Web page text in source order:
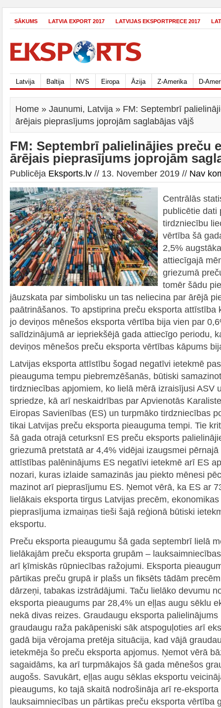
SĀKUMS LATVIA EXPORT 2017 LATVIJAS EKSPORTPRECE 2017
Latvija Baltija NVS Eiropa Āzija Z-Amerika D-
Home » Jaunumi, Latvija » FM: Septembrī
ārējais pieprasījums joprojām saglabājas vājš
FM: Septembrī palielinājies preču
ārējais pieprasījums joprojām
Publicēja Eksports.lv // 13. November 2019 // Nav
Centrālās
publicētie dati
tirdzniecību
vērtība šā
2,5%
attiecīgajā
griezumā
tomēr šādu
jāuzskata par simbolisku un tas neliecina par ārējā
paātrināšanos. To apstiprina preču eksporta attīstība
jo deviņos mēnešos eksporta vērtība bija vien par
salīdzinājumā ar iepriekšējā gada attiecīgo periodu,
deviņos mēnešos preču eksporta vērtības kāpums
Latvijas eksporta attīstību šogad negatīvi ietekmē
pieauguma tempu piebremzēšanās, būtiski
tirdzniecības apjomiem, ko lielā mērā izraisījusi ASV
spriedze, kā arī neskaidrības par Apvienotās
Eiropas Savienības (ES) un turpmāko tirdzniecības
tikai Latvijas preču eksporta pieauguma tempi. Tie
šā gada otrajā ceturksnī ES preču eksports
griezumā pretstatā ar 4,4% vidējai izaugsmei
attīstības palēninājums ES negatīvi ietekmē arī ES
nozari, kuras izlaide samazinās jau piekto mēnesi
mazinot arī pieprasījumu ES. Ņemot vērā, ka ES ar
lielākais eksporta tirgus Latvijas precēm,
pieprasījuma izmaiņas tieši šajā reģionā būtiski
eksportu.
Preču eksporta pieaugumu šā gada septembrī lielā
lielākajām preču eksporta grupām –
arī ķīmiskās rūpniecības ražojumi. Eksporta
pārtikas preču grupā ir plašs un fiksēts tādām
dārzeņi, tabakas izstrādājumi. Taču lielāko devumu
eksporta pieaugums par 28,4% un eļļas augu sēklu
nekā divas reizes. Graudaugu eksporta
graudaugu raža pakāpeniski sāk atspoguļoties arī
gadā bija vērojama pretēja situācija, kad vājā
ietekmēja šo preču eksporta apjomus. Ņemot vērā
sagaidāms, ka arī turpmākajos šā gada mēnešos
augošs. Savukārt, eļļas augu sēklas eksportu
pieaugums, ko tajā skaitā nodrošināja arī re-
lauksaimniecības un pārtikas preču eksporta vērtība